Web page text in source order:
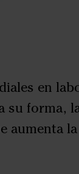
en
su forma,
aumenta